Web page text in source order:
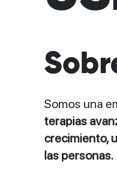
Somos una
terapias
crecimiento,
las personas.